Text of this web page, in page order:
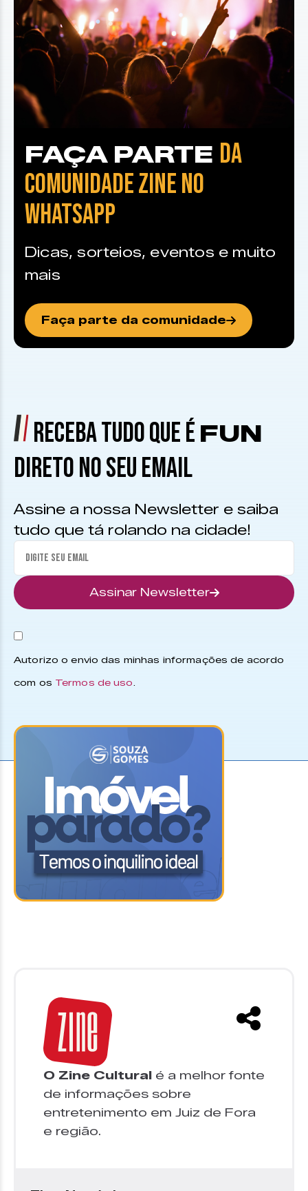
FAÇA PARTE DA
COMUNIDADE ZINE NO
WHATSAPP
Dicas, sorteios, eventos e muito
mais
Faça parte da comunidade
RECEBA TUDO QUE É FUN
DIRETO NO SEU EMAIL
Assine a nossa Newsletter e saiba
tudo que tá rolando na cidade!
Assinar Newsletter
Autorizo o envio das minhas informações de acordo
com os Termos de uso.
O Zine Cultural é a melhor fonte
de informações sobre
entretenimento em Juiz de Fora
e região.